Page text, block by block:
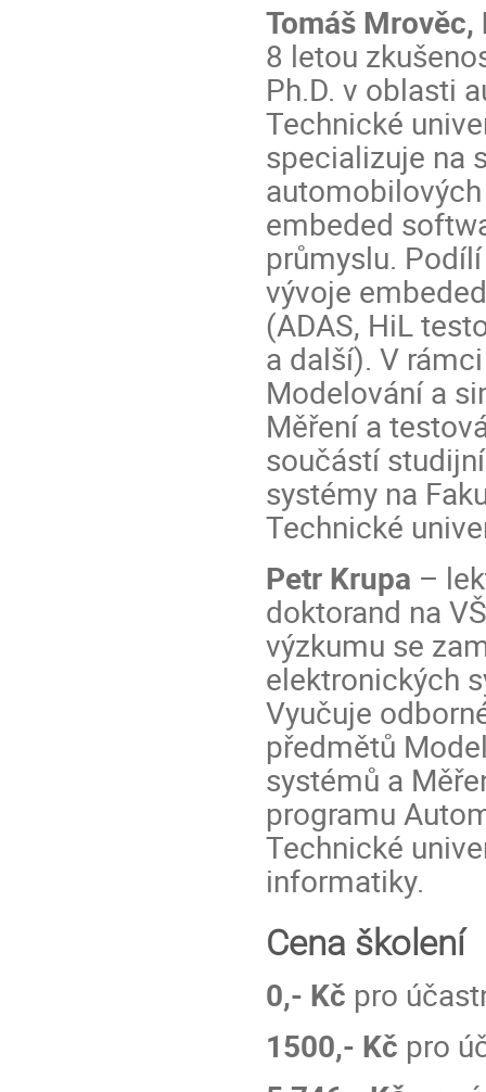
Tomáš Mrověc,
8 letou
Ph.D. v oblasti
Technické
specializuje na
embeded
průmyslu.
vývoje
(ADAS, HiL
a další). V
Modelování a
Měření a
součástí
systémy na
Technické
Petr Krupa –
doktorand na
výzkumu se
elektronických
Vyučuje
předmětů
systémů a
programu
Technické
informatiky.
Cena školení
0,- Kč pro
1500,- Kč pro